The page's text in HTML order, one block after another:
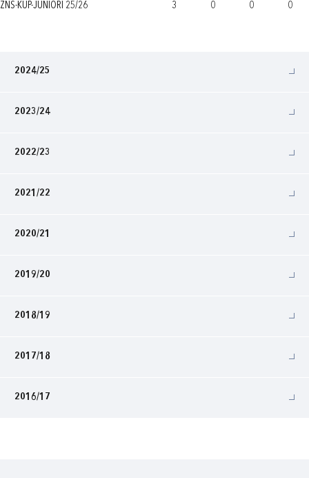
ZNS-KUP-JUNIORI 25/26 3 0 0 0
2024/25
2023/24
2022/23
2021/22
2020/21
2019/20
2018/19
2017/18
2016/17